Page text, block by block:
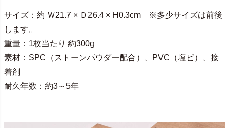
サイズ：約 Ｗ21.7 × Ｄ26.4 × H0.3cm ※多少サイズは前後
します。
重量：1枚当たり 約300g
素材：SPC（ストーンパウダー配合）、PVC（塩ビ）、接
着剤
耐久年数：約3～5年